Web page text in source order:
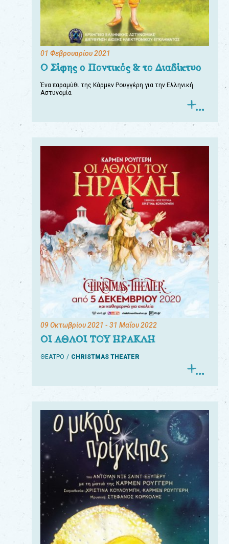
01 Φεβρουαρίου 2021
Ο Σίφης ο Ποντικός & το Διαδίκτυο
Ένα παραμύθι της Κάρμεν Ρουγγέρη για την Ελληνική
Αστυνομία
09 Οκτωβρίου 2021 - 31 Μαΐου 2022
ΟΙ ΑΘΛΟΙ ΤΟΥ ΗΡΑΚΛΗ
ΘΕΑΤΡΟ CHRISTMAS THEATER